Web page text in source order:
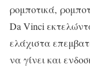
ρομποτικά,
Da Vinci
ελάχιστα
να γίνει και